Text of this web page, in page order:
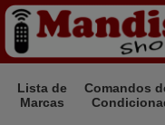
Lista de
Marcas
Comandos